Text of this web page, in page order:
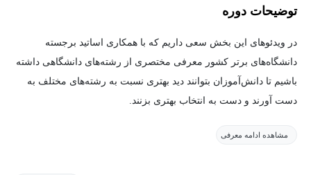
توضیحات دوره
در ویدئوهای این بخش سعی داریم که با همکاری اساتید برجسته
دانشگاه‌های برتر کشور معرفی مختصری از رشته‌های دانشگاهی داشته
باشیم تا دانش‌آموزان بتوانند دید بهتری نسبت به رشته‌های مختلف به
دست آورند و دست به انتخاب بهتری بزنند.
مشاهده ادامه معرفی